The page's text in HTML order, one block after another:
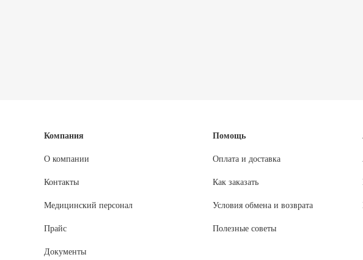
Компания
О компании
Контакты
Медицинский персонал
Прайс
Документы
Помощь
Оплата и доставка
Как заказать
Условия обмена и возврата
Полезные советы